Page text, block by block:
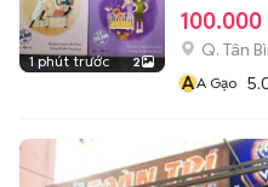
1 phút trước 2
100.000
Q. Tân
AA Gạo